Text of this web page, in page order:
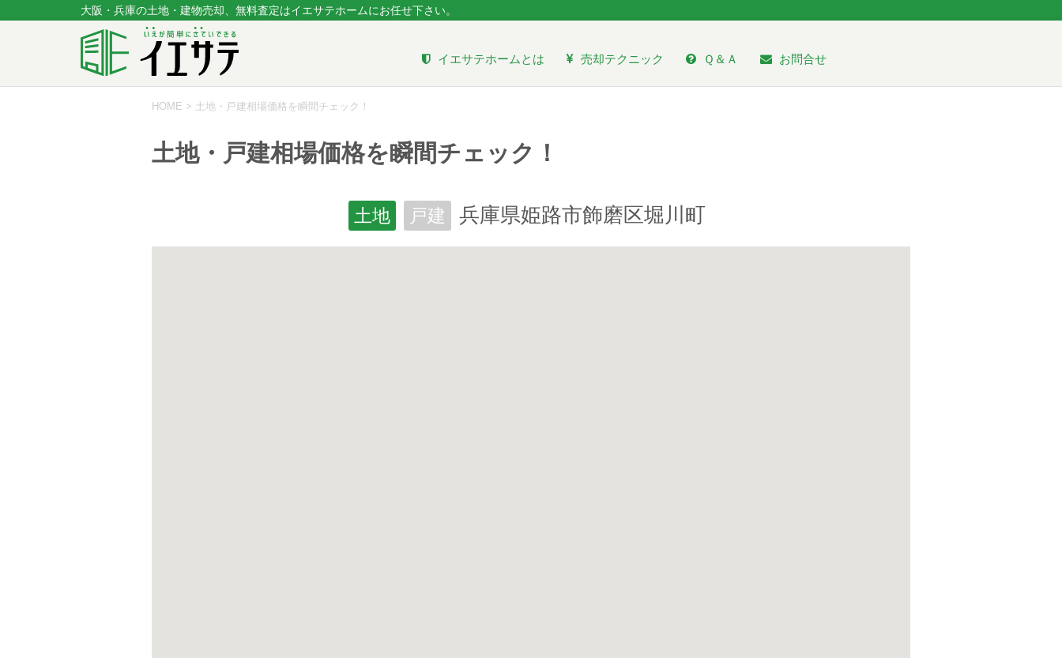
大阪・兵庫の土地・建物売却、無料査定はイエサテホームにお任せ下さい。
イエサテホームとは 売却テクニック Ｑ＆Ａ お問合せ
HOME > 土地・戸建相場価格を瞬間チェック！
土地・戸建相場価格を瞬間チェック！
土地 戸建 兵庫県姫路市飾磨区堀川町